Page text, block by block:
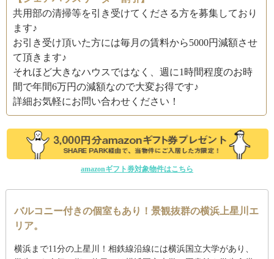
共用部の清掃等を引き受けてくださる方を募集しており
ます♪
お引き受け頂いた方には毎月の賃料から5000円減額させ
て頂きます♪
それほど大きなハウスではなく、週に1時間程度のお時
間で年間6万円の減額なので大変お得です♪
詳細お気軽にお問い合わせください！
amazonギフト券対象物件はこちら
バルコニー付きの個室もあり！景観抜群の横浜上星川エ
リア。
横浜まで11分の上星川！相鉄線沿線には横浜国立大学があり、